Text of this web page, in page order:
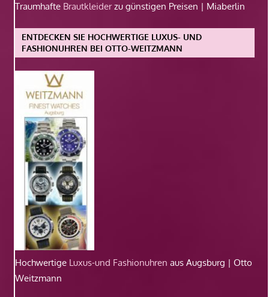
Traumhafte Brautkleiderzu günstigen Preisen | Miaberlin
ENTDECKEN SIE HOCHWERTIGE LUXUS- UND
FASHIONUHREN BEI OTTO-WEITZMANN
Hochwertige Luxus-und Fashionuhren aus Augsburg | Otto
Weitzmann